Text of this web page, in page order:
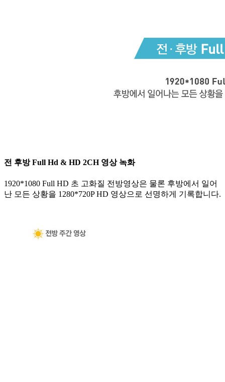
전 후방 Full Hd & HD 2CH 영상 녹화
1920*1080 Full HD 초 고화질 전방영상은 물론 후방에서 일어
난 모든 상황을 1280*720P HD 영상으로 선명하게 기록합니다.